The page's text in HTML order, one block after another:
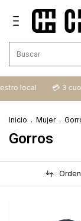
local 💳​ 3
Inicio . Mujer .
Gorros